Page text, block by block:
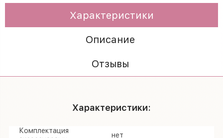
Характеристики
Описание
Отзывы
Характеристики:
Комплектация
нет